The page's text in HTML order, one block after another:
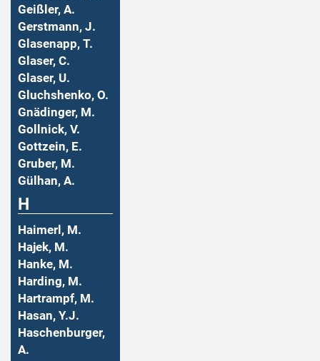
Geißler, A.
Gerstmann, J.
Glasenapp, T.
Glaser, C.
Glaser, U.
Gluchshenko, O.
Gnädinger, M.
Gollnick, V.
Gottzein, E.
Gruber, M.
Gülhan, A.
H
Haimerl, M.
Hajek, M.
Hanke, M.
Harding, M.
Hartrampf, M.
Hasan, Y.J.
Haschenburger,
A.